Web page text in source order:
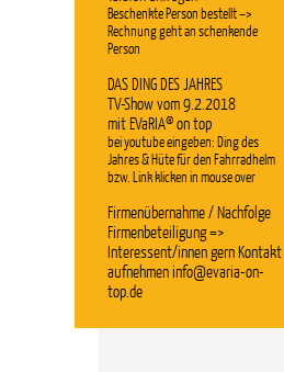
Beschenkte Person bestellt –>
Rechnung geht an schenkende
Person
DAS DING DES JAHRES
TV-Show vom 9.2.2018
mit EVaRIA® on top
bei youtube eingeben: Ding des
Jahres & Hüte für den Fahrradhelm
bzw. Link klicken in mouse over
Firmenübernahme / Nachfolge
Firmenbeteiligung =>
Interessent/innen gern Kontakt
aufnehmen info@evaria-on-
top.de